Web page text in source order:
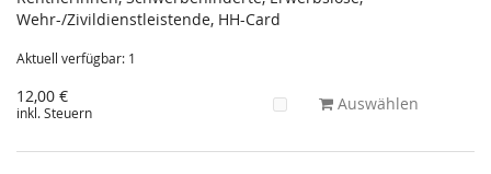
Wehr-/Zivildienstleistende, HH-Card
Aktuell verfügbar: 1
12,00 €
inkl. Steuern Auswählen